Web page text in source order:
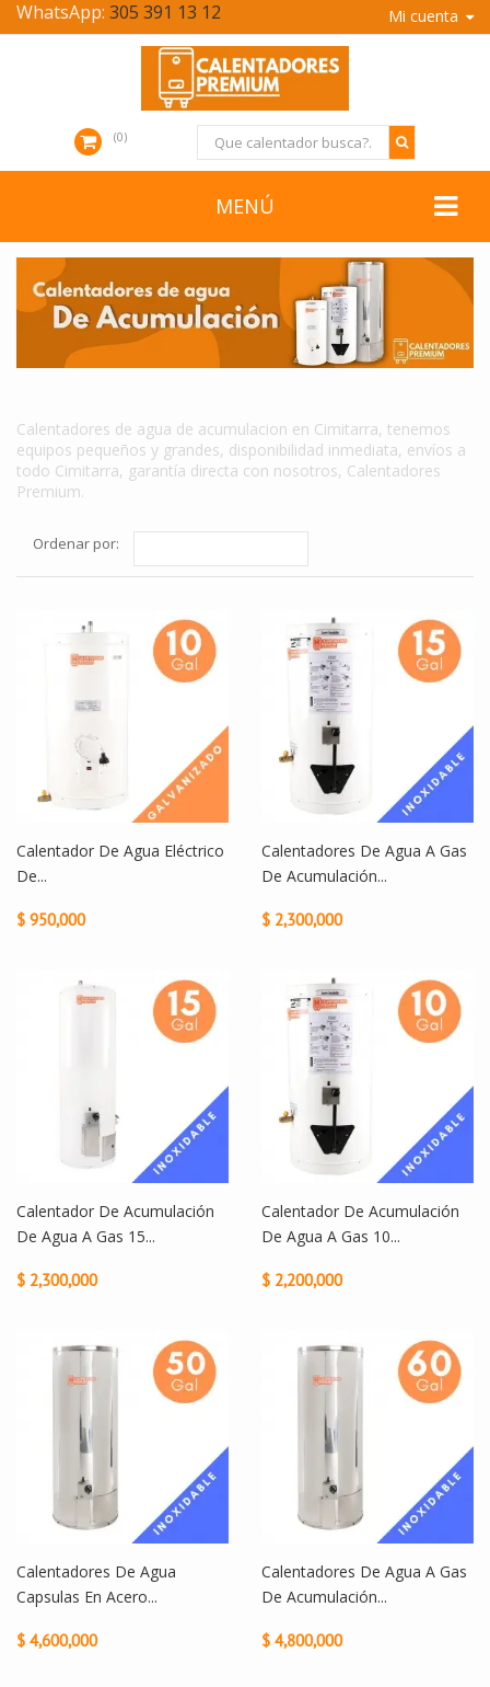
Mi cuenta
WhatsApp: 305 391 13 12
0
MENÚ
Calentadores de agua de acumulacion en Cimitarra, tenemos
equipos pequeños y grandes, disponibilidad inmediata, envíos a
todo Cimitarra, garantía directa con nosotros, Calentadores
Premium.
Ordenar por:
Calentador De Agua Eléctrico
De...
$ 950,000
Calentadores De Agua A Gas
De Acumulación...
$ 2,300,000
Calentador De Acumulación
De Agua A Gas 15...
$ 2,300,000
Calentador De Acumulación
De Agua A Gas 10...
$ 2,200,000
Calentadores De Agua
Capsulas En Acero...
$ 4,600,000
Calentadores De Agua A Gas
De Acumulación...
$ 4,800,000